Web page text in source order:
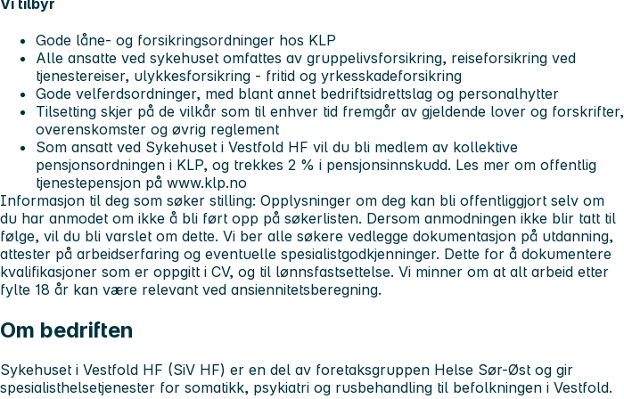
Gode låne- og forsikringsordninger hos KLP
Alle ansatte ved sykehuset omfattes av gruppelivsforsikring, reiseforsikring ved
tjenestereiser, ulykkesforsikring - fritid og yrkesskadeforsikring
Gode velferdsordninger, med blant annet bedriftsidrettslag og personalhytter
Tilsetting skjer på de vilkår som til enhver tid fremgår av gjeldende lover og forskrifter,
overenskomster og øvrig reglement
Som ansatt ved Sykehuset i Vestfold HF vil du bli medlem av kollektive
pensjonsordningen i KLP, og trekkes 2 % i pensjonsinnskudd. Les mer om offentlig
tjenestepensjon på www.klp.no
Informasjon til deg som søker stilling: Opplysninger om deg kan bli offentliggjort selv om
du har anmodet om ikke å bli ført opp på søkerlisten. Dersom anmodningen ikke blir tatt til
følge, vil du bli varslet om dette. Vi ber alle søkere vedlegge dokumentasjon på utdanning,
attester på arbeidserfaring og eventuelle spesialistgodkjenninger. Dette for å dokumentere
kvalifikasjoner som er oppgitt i CV, og til lønnsfastsettelse. Vi minner om at alt arbeid etter
fylte 18 år kan være relevant ved ansiennitetsberegning.
Om bedriften
Sykehuset i Vestfold HF (SiV HF) er en del av foretaksgruppen Helse Sør-Øst og gir
spesialisthelsetjenester for somatikk, psykiatri og rusbehandling til befolkningen i Vestfold.